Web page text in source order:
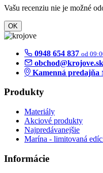
Vašu recenziu nie je možné
OK
0948 654 837 od
obchod@krojove.sk
Kamenná predajňa
Produkty
Materiály
Akciové produkty
Najpredávanejšie
Marína - limitovaná
Informácie